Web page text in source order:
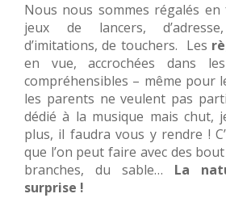
Nous nous sommes régalés
jeux de lancers,
d’imitations, de touchers. Les
en vue, accrochées dans
compréhensibles – même pour
les parents ne veulent pas
dédié à la musique mais chut,
plus, il faudra vous y rendre !
que l’on peut faire avec des
branches, du sable… La
surprise !